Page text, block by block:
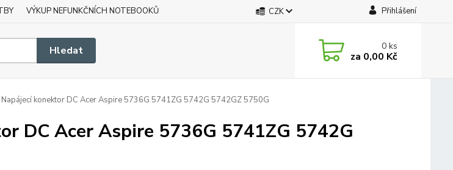
VÝKUP NEFUNKČNÍCH NOTEBOOKŮ CZK Přihlášení
Hledat 0ks
za 0,00 Kč
Napájecí konektor DC Acer Aspire 5736G 5741ZG 5742G 5742GZ 5750G
DC Acer Aspire 5736G 5741ZG 5742G